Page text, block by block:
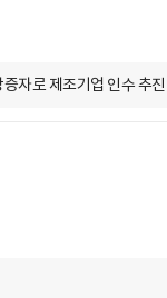
자로 제조기업 인수 추진